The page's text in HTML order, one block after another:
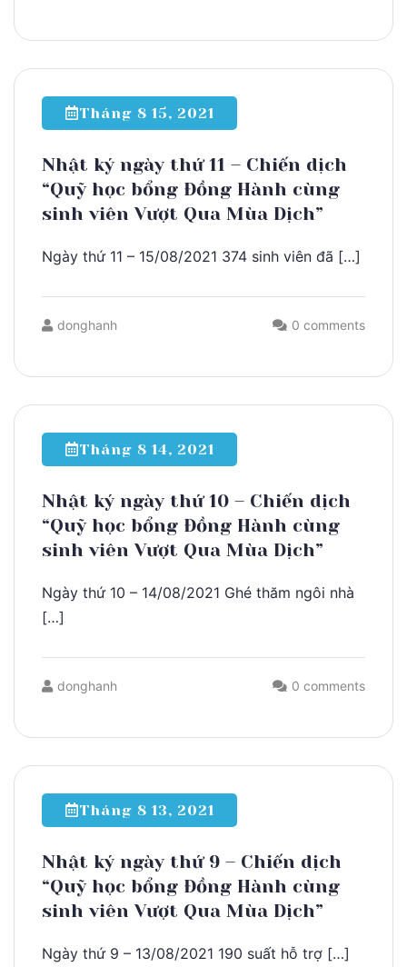
Tháng 8 15, 2021
Nhật ký ngày thứ 11 – Chiến dịch
“Quỹ học bổng Đồng Hành cùng
sinh viên Vượt Qua Mùa Dịch”
Ngày thứ 11 – 15/08/2021 374 sinh viên đã […]
donghanh 0 comments
Tháng 8 14, 2021
Nhật ký ngày thứ 10 – Chiến dịch
“Quỹ học bổng Đồng Hành cùng
sinh viên Vượt Qua Mùa Dịch”
Ngày thứ 10 – 14/08/2021 Ghé thăm ngôi nhà
[…]
donghanh 0 comments
Tháng 8 13, 2021
Nhật ký ngày thứ 9 – Chiến dịch
“Quỹ học bổng Đồng Hành cùng
sinh viên Vượt Qua Mùa Dịch”
Ngày thứ 9 – 13/08/2021 190 suất hỗ trợ […]